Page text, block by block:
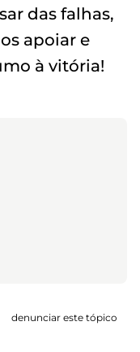
das falhas,
apoiar e
à vitória!
denunciar este tópico